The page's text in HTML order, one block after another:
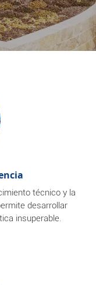
técnico y la
desarrollar
insuperable.